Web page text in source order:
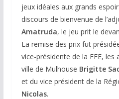
jeux idéales aux grands
discours de bienvenue de
Amatruda, le jeu prit le
La remise des prix fut
vice-présidente de la FFE,
ville de Mulhouse Brigitte
et du vice président de la
Nicolas.